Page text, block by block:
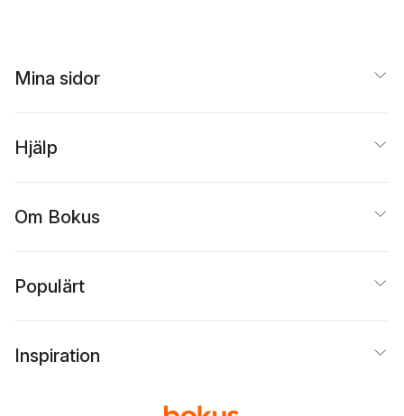
Mina sidor
Hjälp
Om Bokus
Populärt
Inspiration